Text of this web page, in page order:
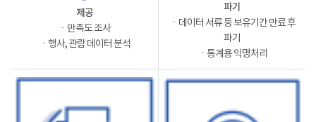
제공
ㆍ만족도 조사
ㆍ행사, 관람 데이터 분석
파기
ㆍ데이터 서류 등 보유기간 만료 후
파기
ㆍ통계용 익명처리